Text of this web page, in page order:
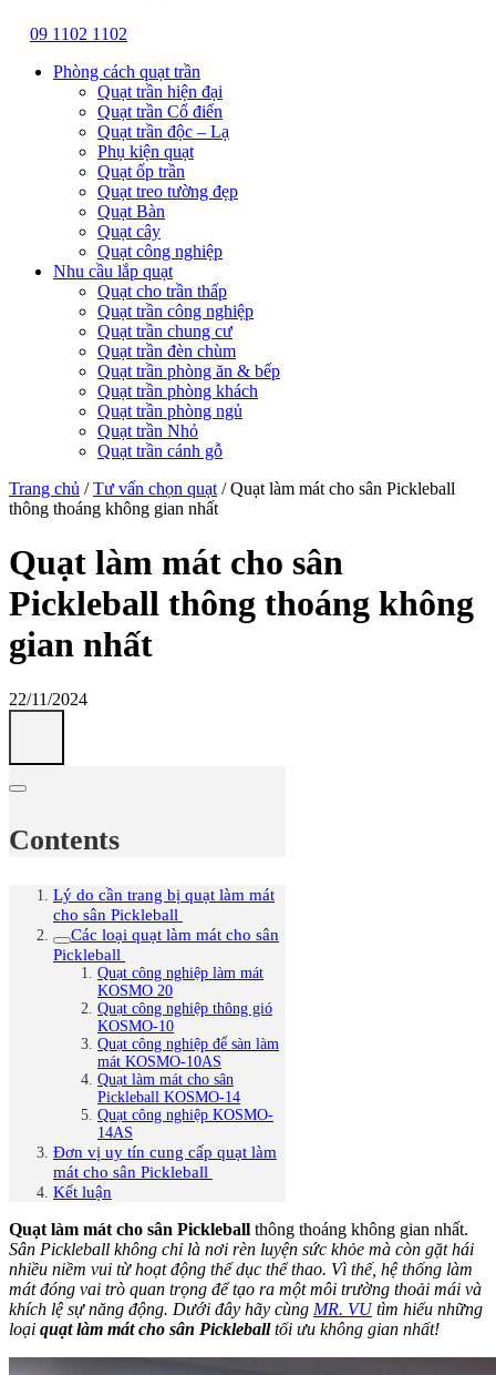
09 1102 1102
Phòng cách quạt trần
Quạt trần hiện đại
Quạt trần Cổ điển
Quạt trần độc – Lạ
Phụ kiện quạt
Quạt ốp trần
Quạt treo tường đẹp
Quạt Bàn
Quạt cây
Quạt công nghiệp
Nhu cầu lắp quạt
Quạt cho trần thấp
Quạt trần công nghiệp
Quạt trần chung cư
Quạt trần đèn chùm
Quạt trần phòng ăn & bếp
Quạt trần phòng khách
Quạt trần phòng ngủ
Quạt trần Nhỏ
Quạt trần cánh gỗ
Trang chủ /Tư vấn chọn quạt /Quạt làm mát cho sân Pickleball
thông thoáng không gian nhất
Quạt làm mát cho sân
Pickleball thông thoáng không
gian nhất
22/11/2024
Contents
Lý do cần trang bị quạt làm mát
cho sân Pickleball
Các loại quạt làm mát cho sân
Pickleball
Quạt công nghiệp làm mát
KOSMO 20
Quạt công nghiệp thông gió
KOSMO-10
Quạt công nghiệp để sàn làm
mát KOSMO-10AS
Quạt làm mát cho sân
Pickleball KOSMO-14
Quạt công nghiệp KOSMO-
14AS
Đơn vị uy tín cung cấp quạt làm
mát cho sân Pickleball
Kết luận
Quạt làm mát cho sân Pickleball thông thoáng không gian nhất.
Sân Pickleball không chỉ là nơi rèn luyện sức khỏe mà còn gặt hái
nhiều niềm vui từ hoạt động thể dục thể thao. Vì thế, hệ thống làm
mát đóng vai trò quan trọng để tạo ra một môi trường thoải mái và
khích lệ sự năng động. Dưới đây hãy cùng MR. VUtìm hiểu những
loại quạt làm mát cho sân Pickleball tối ưu không gian nhất!